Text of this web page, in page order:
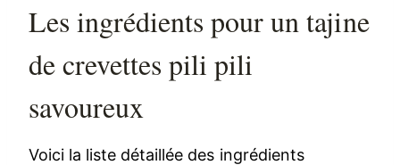
Les ingrédients pour un tajine
de crevettes pili pili
savoureux
Voici la liste détaillée des ingrédients